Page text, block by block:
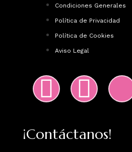
¡Contáctanos!
Condiciones Generales
Política de Privacidad
Política de Cookies
Aviso Legal